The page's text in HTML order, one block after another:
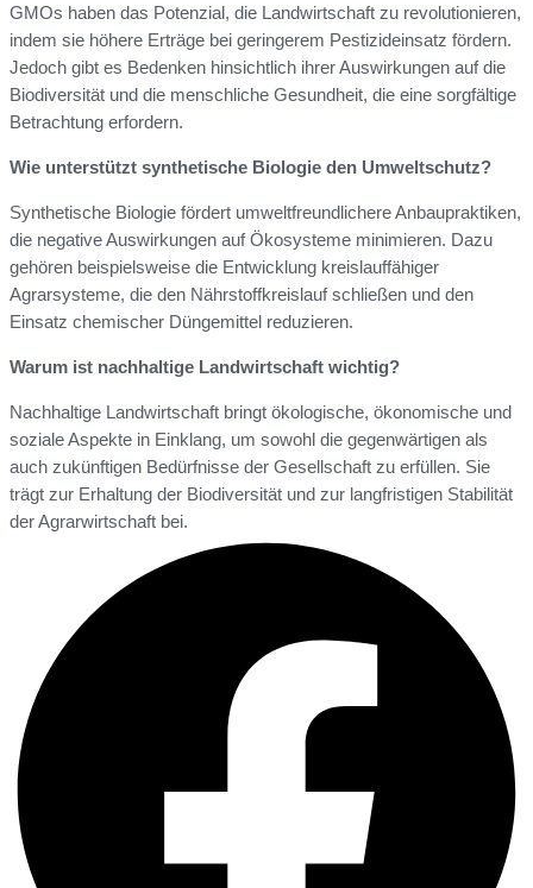
GMOs haben das Potenzial, die Landwirtschaft zu revolutionieren,
indem sie höhere Erträge bei geringerem Pestizideinsatz fördern.
Jedoch gibt es Bedenken hinsichtlich ihrer Auswirkungen auf die
Biodiversität und die menschliche Gesundheit, die eine sorgfältige
Betrachtung erfordern.
Wie unterstützt synthetische Biologie den Umweltschutz?
Synthetische Biologie fördert umweltfreundlichere Anbaupraktiken,
die negative Auswirkungen auf Ökosysteme minimieren. Dazu
gehören beispielsweise die Entwicklung kreislauffähiger
Agrarsysteme, die den Nährstoffkreislauf schließen und den
Einsatz chemischer Düngemittel reduzieren.
Warum ist nachhaltige Landwirtschaft wichtig?
Nachhaltige Landwirtschaft bringt ökologische, ökonomische und
soziale Aspekte in Einklang, um sowohl die gegenwärtigen als
auch zukünftigen Bedürfnisse der Gesellschaft zu erfüllen. Sie
trägt zur Erhaltung der Biodiversität und zur langfristigen Stabilität
der Agrarwirtschaft bei.